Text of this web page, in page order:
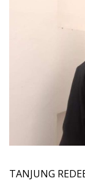
TANJUNG